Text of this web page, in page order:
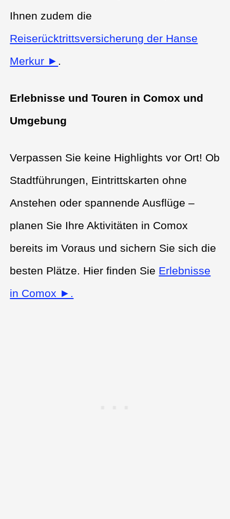
Ihnen zudem die
Reiserücktrittsversicherung der Hanse
Merkur ► .
Erlebnisse und Touren in Comox und
Umgebung
Verpassen Sie keine Highlights vor Ort! Ob
Stadtführungen, Eintrittskarten ohne
Anstehen oder spannende Ausflüge –
planen Sie Ihre Aktivitäten in Comox
bereits im Voraus und sichern Sie sich die
besten Plätze. Hier finden Sie Erlebnisse
in Comox ►.